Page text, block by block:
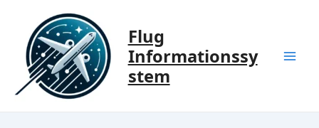
springen
Flug
Informationssy
stem